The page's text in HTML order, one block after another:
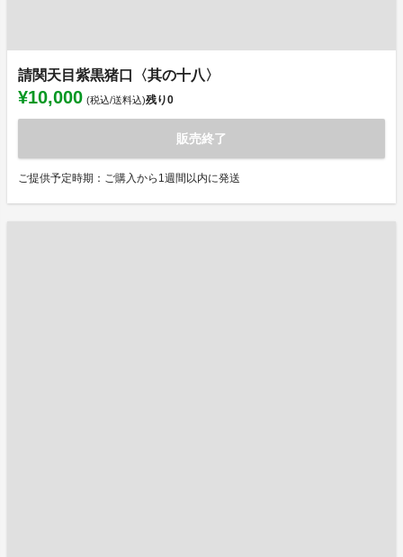
請関天目紫黒猪口〈其の十八〉
¥10,000 (税込/送料込)残り0
販売終了
ご提供予定時期：ご購入から1週間以内に発送